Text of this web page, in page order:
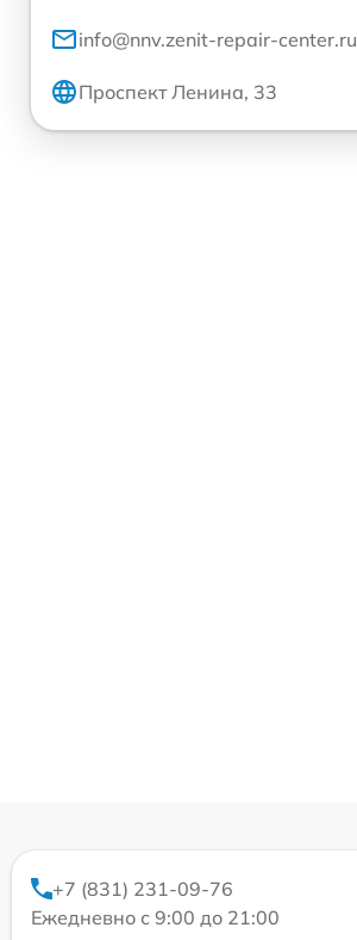
info@nnv.zenit-repair-center.ru
Проспект Ленина, 33
+7 (831) 231-09-76
Ежедневно с 9:00 до 21:00